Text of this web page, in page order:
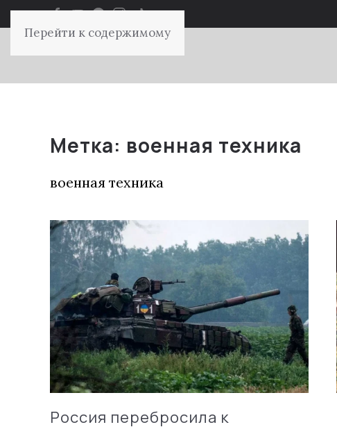
Перейти к содержимому
Метка: военная техника
военная техника
Россия перебросила к